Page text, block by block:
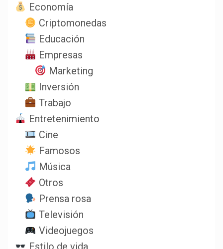
Economía
Criptomonedas
Educación
Empresas
Marketing
Inversión
Trabajo
Entretenimiento
Cine
Famosos
Música
Otros
Prensa rosa
Televisión
Videojuegos
Estilo de vida